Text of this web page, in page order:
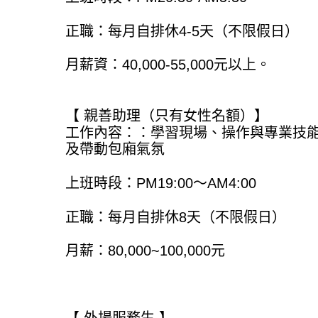
正職：每月自排休4-5天（不限假日）
月薪資：40,000-55,000元以上。
【 親善助理（只有女性名額）】
工作內容：：學習現場、操作與專業技
及帶動包廂氣氛
上班時段：PM19:00～AM4:00
正職：每月自排休8天（不限假日）
月薪：80,000~100,000元